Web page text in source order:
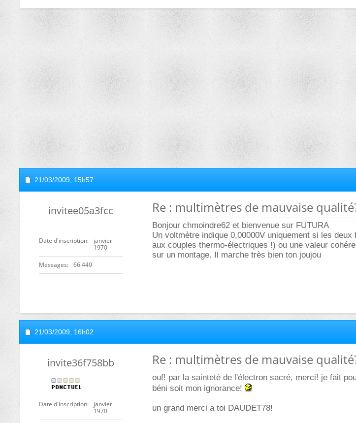
21/03/2009, 15h57
invitee05a3fcc
Date d'inscription
janvier
1970
Messages 66 449
Re : multimètres de mauvaise
Bonjour chmoindre62 et bienvenue sur FUTURA
Un voltmètre indique 0,00000V uniquement si les
aux couples thermo-électriques !) ou une valeur
sur un montage. Il marche très bien ton joujou
21/03/2009, 16h02
invite36f758bb
Date d'inscription
janvier
1970
Re : multimètres de mauvaise
ouf! par la sainteté de l'électron sacré, merci! je fait
béni soit mon ignorance!
un grand merci a toi DAUDET78!